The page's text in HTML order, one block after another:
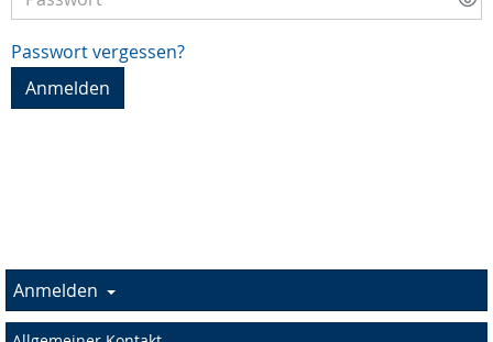
Passwort vergessen?
Anmelden